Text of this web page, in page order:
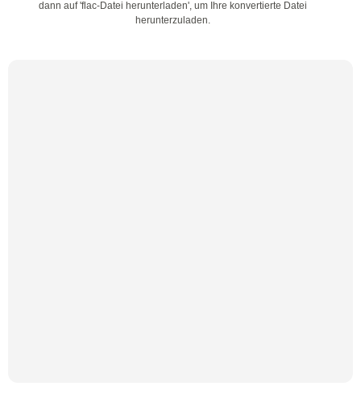
dann auf 'flac-Datei herunterladen', um Ihre konvertierte Datei
herunterzuladen.